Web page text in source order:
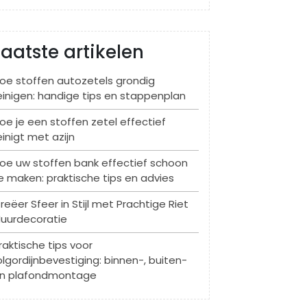
artikelen
stoffen autozetels grondig
handige tips en stappenplan
je een stoffen zetel effectief
met azijn
uw stoffen bank effectief schoon
maken: praktische tips en advies
Sfeer in Stijl met Prachtige Riet
tips voor
binnen-, buiten-
plafondmontage